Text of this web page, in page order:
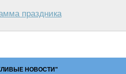
праздника
НОВОСТИ"